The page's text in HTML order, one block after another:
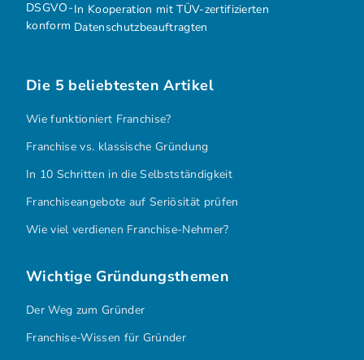
In Kooperation mit TÜV-zertifizierten
Datenschutzbeauftragten
Die 5 beliebtesten Artikel
Wie funktioniert Franchise?
Franchise vs. klassische Gründung
In 10 Schritten in die Selbstständigkeit
Franchiseangebote auf Seriösität prüfen
Wie viel verdienen Franchise-Nehmer?
Wichtige Gründungsthemen
Der Weg zum Gründer
Franchise-Wissen für Gründer